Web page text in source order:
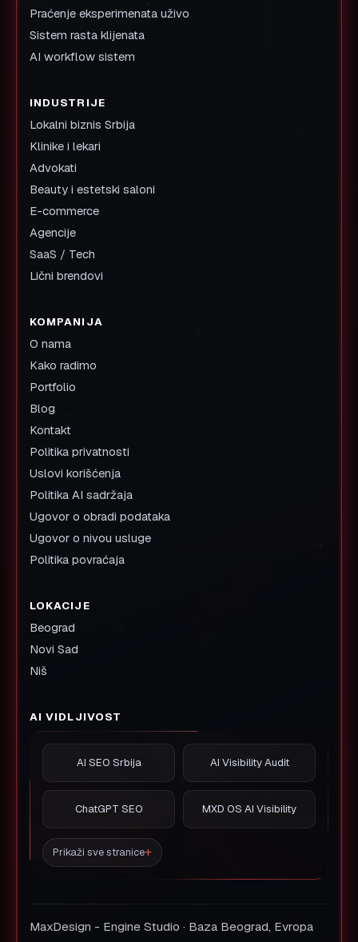
Praćenje eksperimenata uživo
Sistem rasta klijenata
AI workflow sistem
INDUSTRIJE
Lokalni biznis Srbija
Klinike i lekari
Advokati
Beauty i estetski saloni
E-commerce
Agencije
SaaS / Tech
Lični brendovi
KOMPANIJA
O nama
Kako radimo
Portfolio
Blog
Kontakt
Politika privatnosti
Uslovi korišćenja
Politika AI sadržaja
Ugovor o obradi podataka
Ugovor o nivou usluge
Politika povraćaja
LOKACIJE
Beograd
Novi Sad
Niš
AI VIDLJIVOST
AI SEO Srbija AI Visibility Audit
ChatGPT SEO MXD OS AI Visibility
Prikaži sve stranice
MaxDesign - Engine Studio · Baza Beograd, Evropa